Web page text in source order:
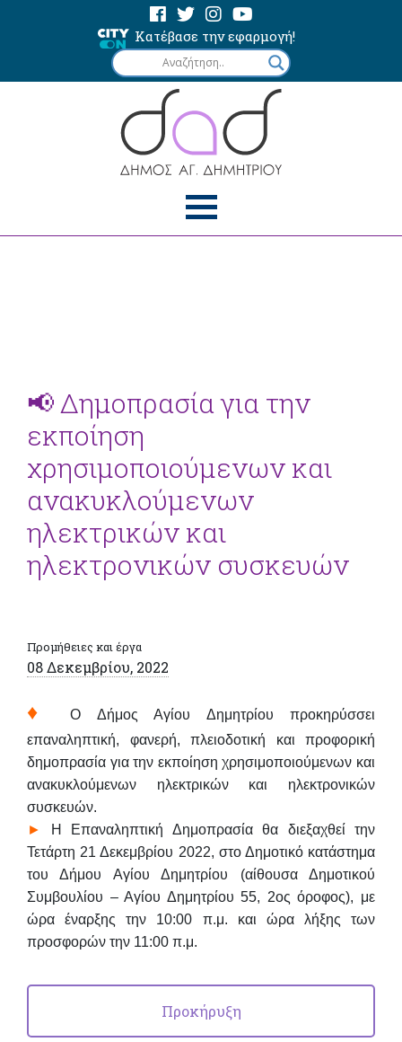
Κατέβασε την εφαρμογή!
📢 Δημοπρασία για την
εκποίηση
χρησιμοποιούμενων και
ανακυκλούμενων
ηλεκτρικών και
ηλεκτρονικών συσκευών
Προμήθειες και έργα
08 Δεκεμβρίου, 2022
♦
Ο Δήμος Αγίου Δημητρίου προκηρύσσει
επαναληπτική, φανερή, πλειοδοτική και προφορική
δημοπρασία για την εκποίηση χρησιμοποιούμενων και
ανακυκλούμενων ηλεκτρικών και ηλεκτρονικών
συσκευών.
►
Η Επαναληπτική Δημοπρασία θα διεξαχθεί την
Τετάρτη 21 Δεκεμβρίου 2022, στο Δημοτικό κατάστημα
του Δήμου Αγίου Δημητρίου (αίθουσα Δημοτικού
Συμβουλίου – Αγίου Δημητρίου 55, 2ος όροφος), με
ώρα έναρξης την 10:00 π.μ. και ώρα λήξης των
προσφορών την 11:00 π.μ.
Προκήρυξη